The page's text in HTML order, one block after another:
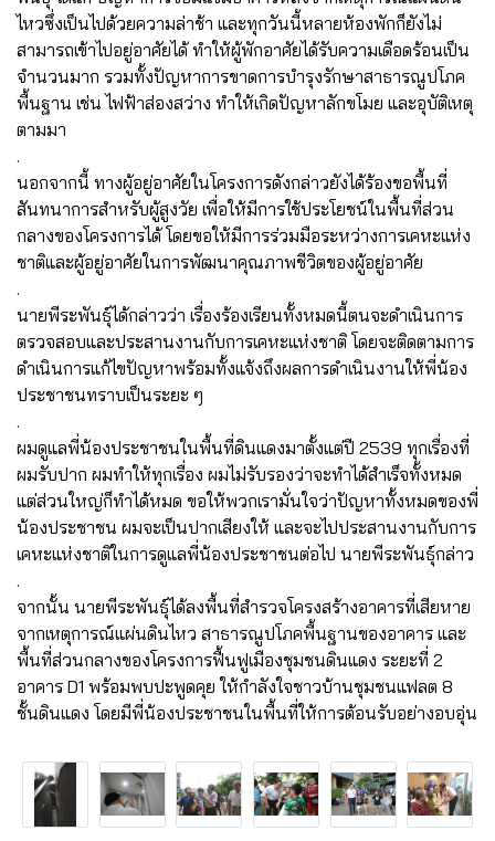
ไหวซึ่งเป็นไปด้วยความล่าช้า และทุกวันนี้หลายห้องพักก็ยังไม่
สามารถเข้าไปอยู่อาศัยได้ ทำให้ผู้พักอาศัยได้รับความเดือดร้อนเป็น
จำนวนมาก รวมทั้งปัญหาการขาดการบำรุงรักษาสาธารณูปโภค
พื้นฐาน เช่น ไฟฟ้าส่องสว่าง ทำให้เกิดปัญหาลักขโมย และอุบัติเหตุ
ตามมา
.
นอกจากนี้ ทางผู้อยู่อาศัยในโครงการดังกล่าวยังได้ร้องขอพื้นที่
สันทนาการสำหรับผู้สูงวัย เพื่อให้มีการใช้ประโยชน์ในพื้นที่ส่วน
กลางของโครงการได้ โดยขอให้มีการร่วมมือระหว่างการเคหะแห่ง
ชาติและผู้อยู่อาศัยในการพัฒนาคุณภาพชีวิตของผู้อยู่อาศัย
.
นายพีระพันธุ์ได้กล่าวว่า เรื่องร้องเรียนทั้งหมดนี้ตนจะดำเนินการ
ตรวจสอบและประสานงานกับการเคหะแห่งชาติ โดยจะติดตามการ
ดำเนินการแก้ไขปัญหาพร้อมทั้งแจ้งถึงผลการดำเนินงานให้พี่น้อง
ประชาชนทราบเป็นระยะ ๆ
.
ผมดูแลพี่น้องประชาชนในพื้นที่ดินแดงมาตั้งแต่ปี 2539 ทุกเรื่องที่
ผมรับปาก ผมทำให้ทุกเรื่อง ผมไม่รับรองว่าจะทำได้สำเร็จทั้งหมด
แต่ส่วนใหญ่ก็ทำได้หมด ขอให้พวกเรามั่นใจว่าปัญหาทั้งหมดของพี่
น้องประชาชน ผมจะเป็นปากเสียงให้ และจะไปประสานงานกับการ
เคหะแห่งชาติในการดูแลพี่น้องประชาชนต่อไป นายพีระพันธุ์กล่าว
.
จากนั้น นายพีระพันธุ์ได้ลงพื้นที่สำรวจโครงสร้างอาคารที่เสียหาย
จากเหตุการณ์แผ่นดินไหว สาธารณูปโภคพื้นฐานของอาคาร และ
พื้นที่ส่วนกลางของโครงการฟื้นฟูเมืองชุมชนดินแดง ระยะที่ 2
อาคาร D1 พร้อมพบปะพูดคุย ให้กำลังใจชาวบ้านชุมชนแฟลต 8
ชั้นดินแดง โดยมีพี่น้องประชาชนในพื้นที่ให้การต้อนรับอย่างอบอุ่น